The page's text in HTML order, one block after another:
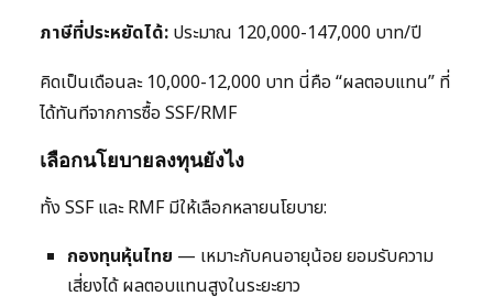
ภาษีที่ประหยัดได้: ประมาณ 120,000-147,000 บาท/ปี
คิดเป็นเดือนละ 10,000-12,000 บาท นี่คือ “ผลตอบแทน” ที่
ได้ทันทีจากการซื้อ SSF/RMF
เลือกนโยบายลงทุนยังไง
ทั้ง SSF และ RMF มีให้เลือกหลายนโยบาย:
กองทุนหุ้นไทย — เหมาะกับคนอายุน้อย ยอมรับความ
เสี่ยงได้ ผลตอบแทนสูงในระยะยาว